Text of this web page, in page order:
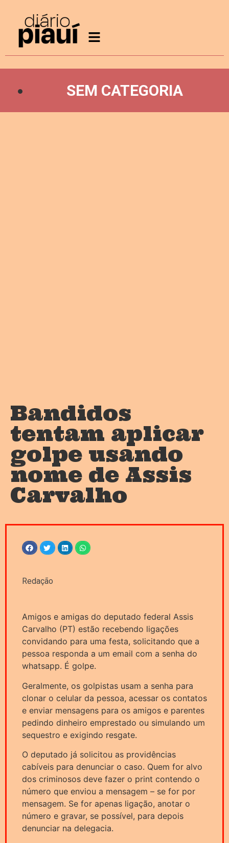
SEM CATEGORIA
Bandidos
tentam aplicar
golpe usando
nome de Assis
Carvalho
Redação
Amigos e amigas do deputado federal Assis
Carvalho (PT) estão recebendo ligações
convidando para uma festa, solicitando que a
pessoa responda a um email com a senha do
whatsapp. É golpe.
Geralmente, os golpistas usam a senha para
clonar o celular da pessoa, acessar os contatos
e enviar mensagens para os amigos e parentes
pedindo dinheiro emprestado ou simulando um
sequestro e exigindo resgate.
O deputado já solicitou as providências
cabíveis para denunciar o caso. Quem for alvo
dos criminosos deve fazer o print contendo o
número que enviou a mensagem – se for por
mensagem. Se for apenas ligação, anotar o
número e gravar, se possível, para depois
denunciar na delegacia.